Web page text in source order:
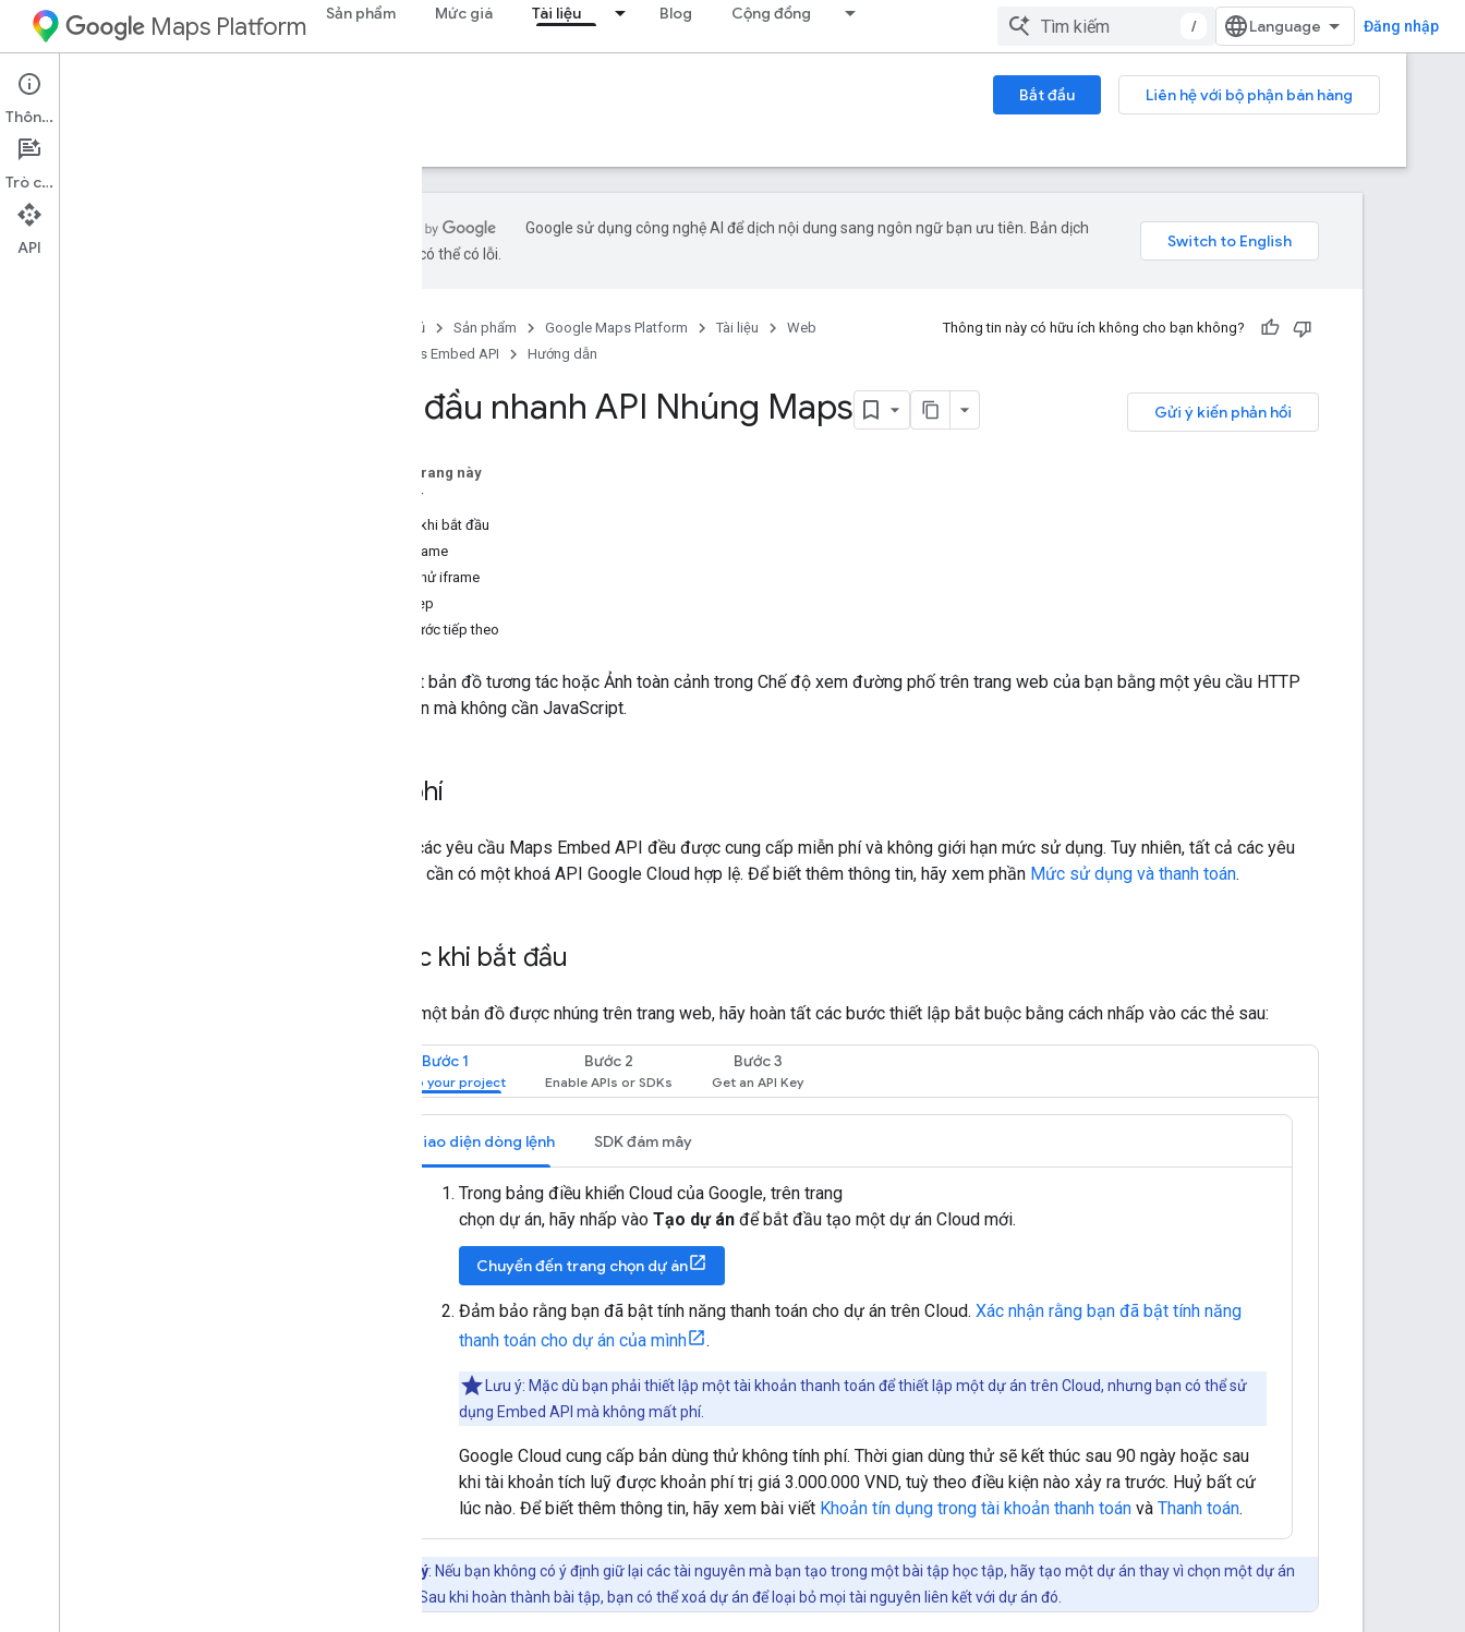
Maps Platform Sản phẩm Mức giá Tài liệu Blog Cộng đồng
/ Đăng nhập
Web Bắt đầu
Liên hệ với bộ phận bán hàng
Hướng dẫn
Google sử dụng công nghệ AI để dịch nội dung sang ngôn ngữ bạn ưu tiên. Bản dịch
bằng AI có thể có lỗi.
Trang chủ Sản phẩm Google Maps Platform Tài liệu
Web
Maps Embed API
Hướng dẫn
Thông tin này có hữu ích không cho bạn không?
Gửi ý kiến phản hồi
Bắt đầu nhanh API Nhúng Maps
Trên trang này
Chi phí
Trước khi bắt đầu
Tạo iframe
Kiểm thử iframe
Dọn dẹp
Các bước tiếp theo
Đặt một bản đồ tương tác hoặc Ảnh toàn cảnh trong Chế độ xem đường phố trên trang web của bạn bằng một yêu cầu HTTP
đơn giản mà không cần JavaScript.
Chi phí
Tất cả các yêu cầu Maps Embed API đều được cung cấp miễn phí và không giới hạn mức sử dụng. Tuy nhiên, tất cả các yêu
cầu vẫn cần có một khoá API Google Cloud hợp lệ. Để biết thêm thông tin, hãy xem phần Mức sử dụng và thanh toán.
Trước khi bắt đầu
Để tạo một bản đồ được nhúng trên trang web, hãy hoàn tất các bước thiết lập bắt buộc bằng cách nhấp vào các thẻ sau:
Bước 1 Bước 2 Bước 3
Giao diện dòng lệnh SDK đám mây
Trong bảng điều khiển Cloud của Google, trên trang
chọn dự án, hãy nhấp vào Tạo dự án để bắt đầu tạo một dự án Cloud mới.
Chuyển đến trang chọn dự án
Đảm bảo rằng bạn đã bật tính năng thanh toán cho dự án trên Cloud. Xác nhận rằng bạn đã bật tính năng
thanh toán cho dự án của mình
.
Lưu ý: Mặc dù bạn phải thiết lập một tài khoản thanh toán để thiết lập một dự án trên Cloud, nhưng bạn có thể sử
dụng Embed API mà không mất phí.
Google Cloud cung cấp bản dùng thử không tính phí. Thời gian dùng thử sẽ kết thúc sau 90 ngày hoặc sau
khi tài khoản tích luỹ được khoản phí trị giá 3.000.000 VND, tuỳ theo điều kiện nào xảy ra trước. Huỷ bất cứ
lúc nào. Để biết thêm thông tin, hãy xem bài viết Khoản tín dụng trong tài khoản thanh toán và Thanh toán.
Lưu ý: Nếu bạn không có ý định giữ lại các tài nguyên mà bạn tạo trong một bài tập học tập, hãy tạo một dự án thay vì chọn một dự án
hiện có. Sau khi hoàn thành bài tập, bạn có thể xoá dự án để loại bỏ mọi tài nguyên liên kết với dự án đó.
Thông tin
Trò chuyện
API